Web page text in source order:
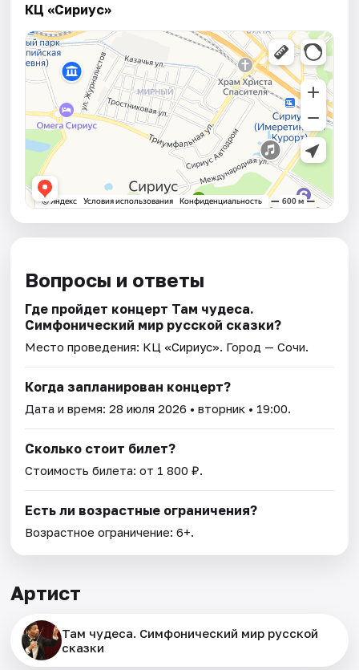
КЦ «Сириус»
Вопросы и ответы
Где пройдет концерт Там чудеса.
Симфонический мир русской сказки?
Место проведения: КЦ «Сириус» . Город — Сочи.
Когда запланирован концерт?
Дата и время:28 июля 2026 • вторник • 19:00.
Сколько стоит билет?
Стоимость билета: от 1 800 ₽.
Есть ли возрастные ограничения?
Возрастное ограничение: 6+.
Артист
Там чудеса. Симфонический мир русской
сказки